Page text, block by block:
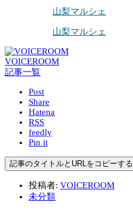
山梨マルシェ
山梨マルシェ
VOICEROOM
記事一覧
Post
Share
Hatena
RSS
feedly
Pin it
記事のタイトルとURLをコピーする
投稿者: VOICEROOM
未分類